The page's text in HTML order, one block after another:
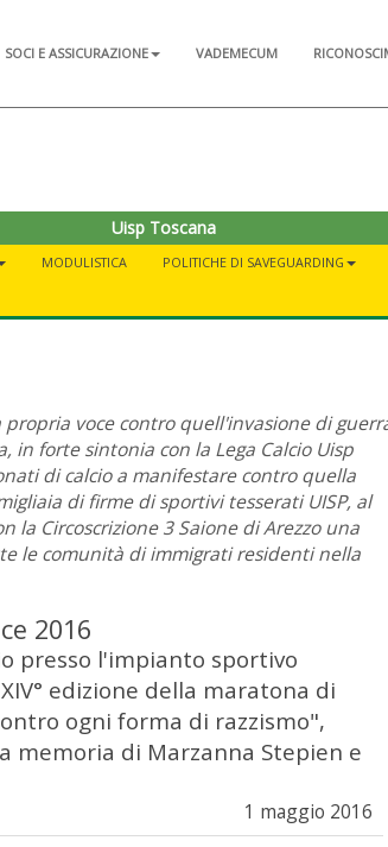
SOCI E ASSICURAZIONE VADEMECUM
Uisp Toscana
MODULISTICA POLITICHE DI SAVEGUARDING
voce contro quell'invasione di
forte sintonia con la Lega Calcio Uisp
di calcio a manifestare contro quella
di firme di sportivi tesserati UISP, al
la Circoscrizione 3 Saione di Arezzo una
le comunità di immigrati residenti nella
2016
presso l'impianto sportivo
edizione della maratona di
ogni forma di razzismo",
memoria di Marzanna Stepien e
1 maggio 2016